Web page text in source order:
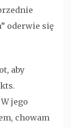
oderwie się
aby
jego
chowam